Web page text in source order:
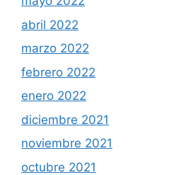
abril 2022
marzo 2022
febrero 2022
enero 2022
diciembre 2021
noviembre 2021
octubre 2021